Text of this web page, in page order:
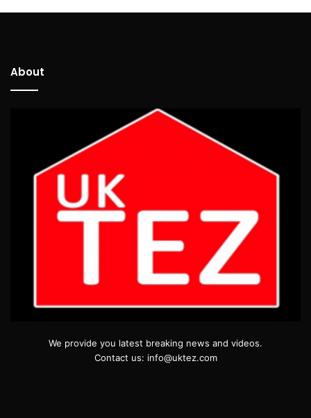
About
We provide you latest breaking news and videos.
Contact us: info@uktez.com